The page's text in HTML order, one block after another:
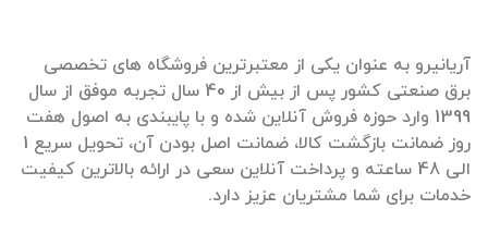
آریانیرو به عنوان یکی از معتبرترین فروشگاه های تخصصی
برق صنعتی کشور پس از بیش از 40 سال تجربه موفق از سال
1399 وارد حوزه فروش آنلاین شده و با پایبندی به اصول هفت
روز ضمانت بازگشت کالا، ضمانت اصل بودن آن، تحویل سریع 1
الی 48 ساعته و پرداخت آنلاین سعی در ارائه بالاترین کیفیت
خدمات برای شما مشتریان عزیز دارد.